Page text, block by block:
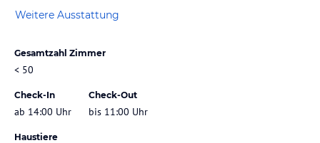
Weitere Ausstattung
Gesamtzahl Zimmer
< 50
Check-In
ab 14:00 Uhr
Check-Out
bis 11:00 Uhr
Haustiere